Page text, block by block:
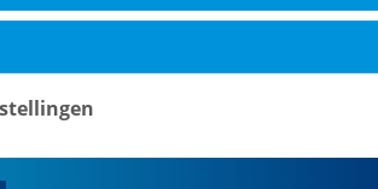
Gravenhage